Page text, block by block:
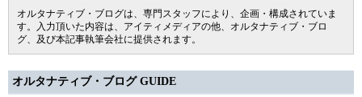
オルタナティブ・ブログは、専門スタッフにより、企画・構成されていま
す。入力頂いた内容は、アイティメディアの他、オルタナティブ・ブロ
グ、及び本記事執筆会社に提供されます。
オルタナティブ・ブログ GUIDE